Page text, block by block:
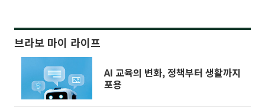
브라보 마이 라이프
AI 교육의 변화, 정책부터 생활까지
포용